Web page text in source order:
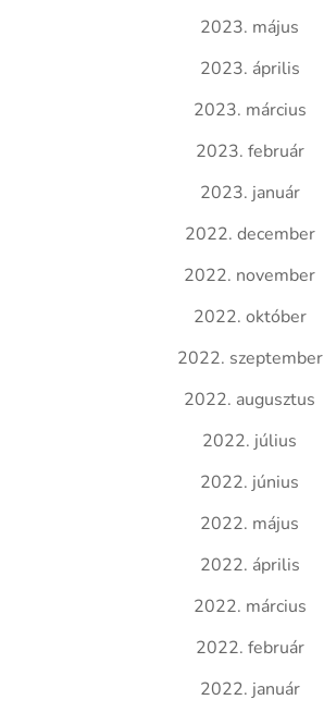
2023. május
2023. április
2023. március
2023. február
2023. január
2022. december
2022. november
2022. október
2022. szeptember
2022. augusztus
2022. július
2022. június
2022. május
2022. április
2022. március
2022. február
2022. január